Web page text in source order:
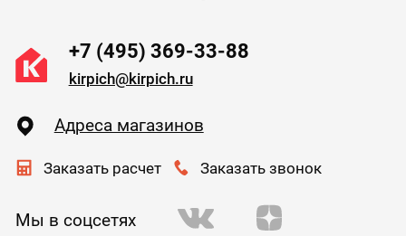
+7 (495) 369-33-88
kirpich@kirpich.ru
Адреса магазинов
Заказать расчет Заказать звонок
Мы в соцсетях